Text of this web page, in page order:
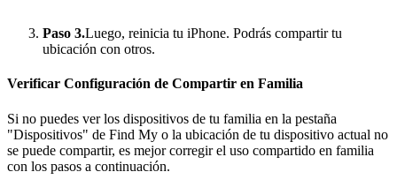
Paso 3.Luego, reinicia tu iPhone. Podrás compartir tu
ubicación con otros.
Verificar Configuración de Compartir en Familia
Si no puedes ver los dispositivos de tu familia en la pestaña
"Dispositivos" de Find My o la ubicación de tu dispositivo actual no
se puede compartir, es mejor corregir el uso compartido en familia
con los pasos a continuación.